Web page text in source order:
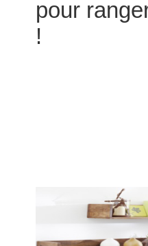
pour
!